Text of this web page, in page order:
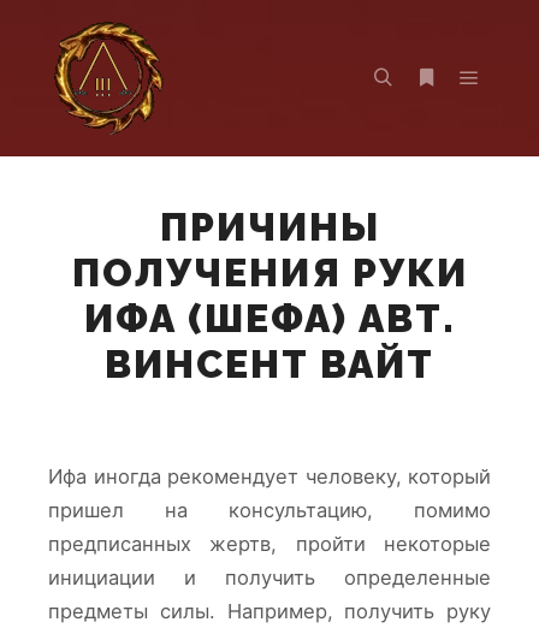
ПРИЧИНЫ
ПОЛУЧЕНИЯ РУКИ
ИФА (ШЕФА) АВТ.
ВИНСЕНТ ВАЙТ
Ифа иногда рекомендует человеку, который
пришел на консультацию, помимо
предписанных жертв, пройти некоторые
инициации и получить определенные
предметы силы. Например, получить руку